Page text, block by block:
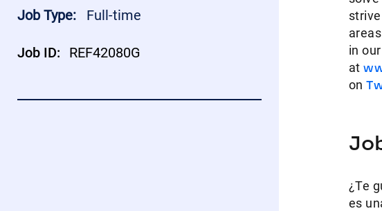
Job Type: Full-time
Job ID: REF42080G
in
at
on
¿Te
es